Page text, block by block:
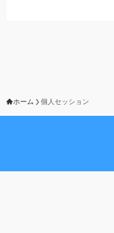
ホーム 個人セッション